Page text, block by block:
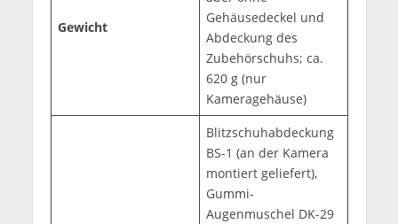
Gewicht
Gehäusedeckel und
Abdeckung des
Zubehörschuhs; ca.
620 g (nur
Kameragehäuse)
Blitzschuhabdeckung
BS-1 (an der Kamera
montiert geliefert),
Gummi-
Augenmuschel DK-29